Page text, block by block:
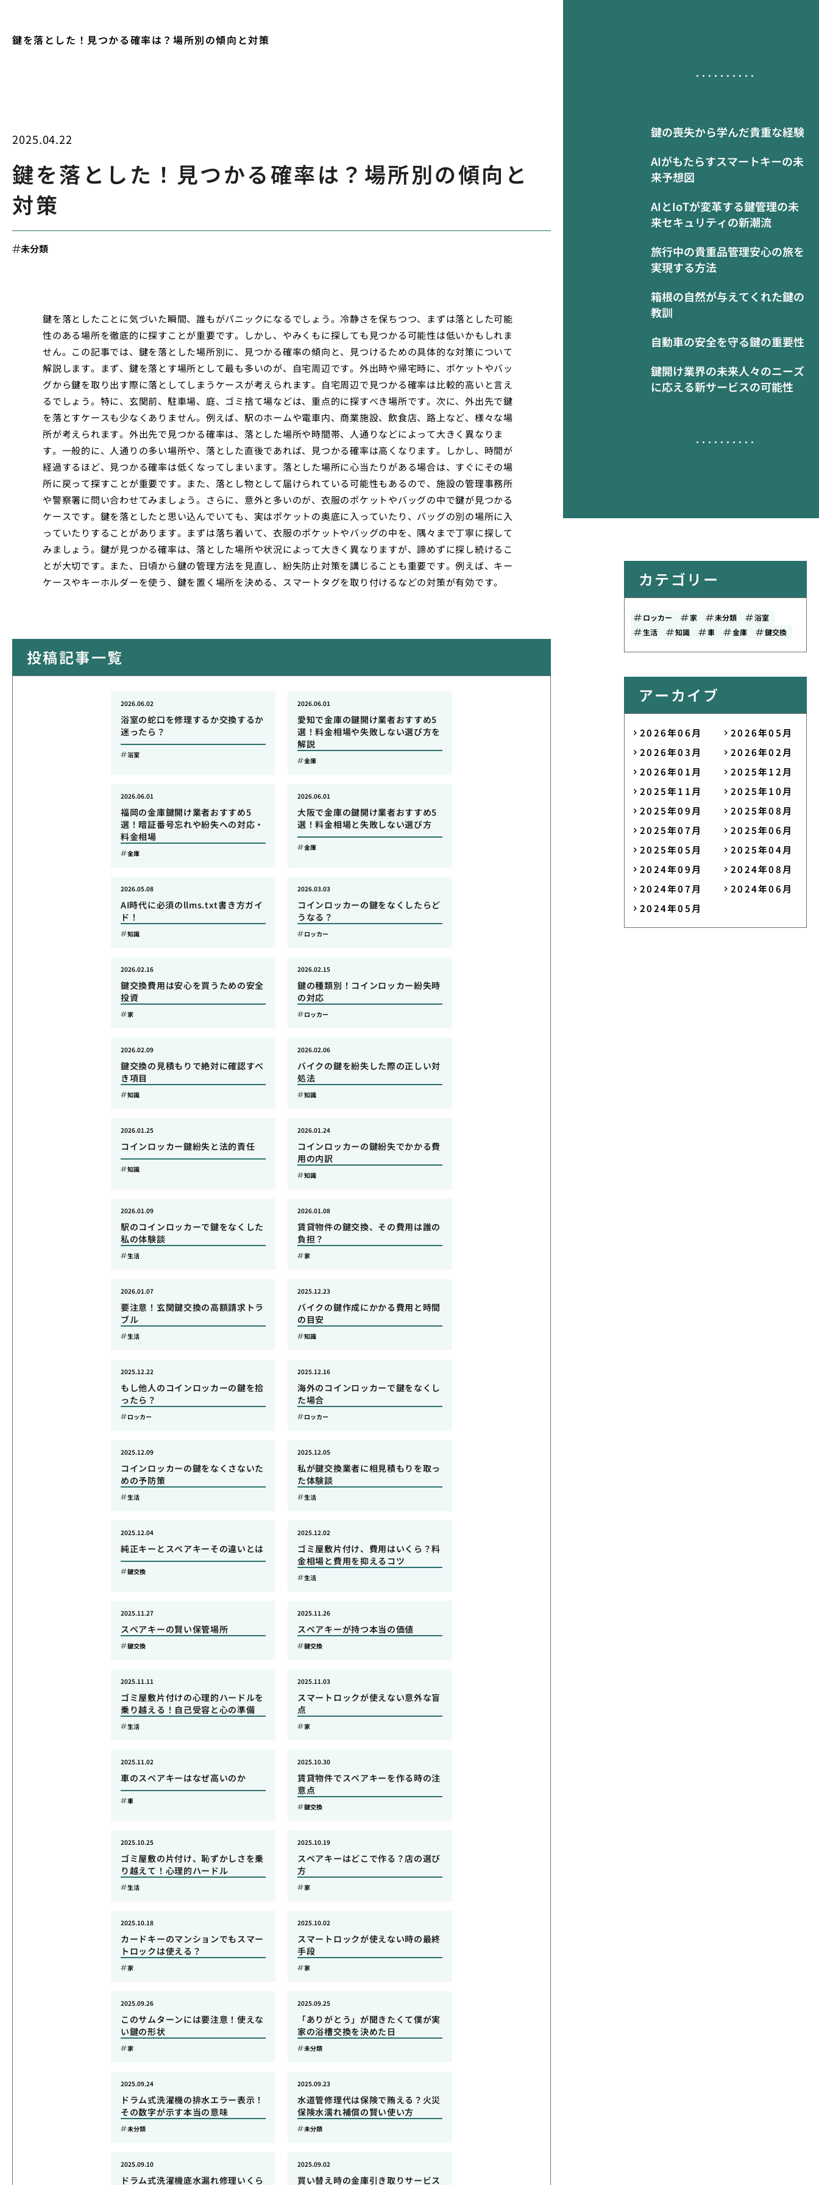
鍵を落とした！見つかる確率は？場所別の傾向と対策
鍵の喪失から学んだ貴重な経験
AIがもたらすスマートキーの未
来予想図
AIとIoTが変革する鍵管理の未
来セキュリティの新潮流
旅行中の貴重品管理安心の旅を
実現する方法
箱根の自然が与えてくれた鍵の
教訓
自動車の安全を守る鍵の重要性
鍵開け業界の未来人々のニーズ
に応える新サービスの可能性
2025.04.22
鍵を落とした！見つかる確率は？場所別の傾向と
対策
未分類
鍵を落としたことに気づいた瞬間、誰もがパニックになるでしょう。冷静さを保ちつつ、まずは落とした可能
性のある場所を徹底的に探すことが重要です。しかし、やみくもに探しても見つかる可能性は低いかもしれま
せん。この記事では、鍵を落とした場所別に、見つかる確率の傾向と、見つけるための具体的な対策について
解説します。まず、鍵を落とす場所として最も多いのが、自宅周辺です。外出時や帰宅時に、ポケットやバッ
グから鍵を取り出す際に落としてしまうケースが考えられます。自宅周辺で見つかる確率は比較的高いと言え
るでしょう。特に、玄関前、駐車場、庭、ゴミ捨て場などは、重点的に探すべき場所です。次に、外出先で鍵
を落とすケースも少なくありません。例えば、駅のホームや電車内、商業施設、飲食店、路上など、様々な場
所が考えられます。外出先で見つかる確率は、落とした場所や時間帯、人通りなどによって大きく異なりま
す。一般的に、人通りの多い場所や、落とした直後であれば、見つかる確率は高くなります。しかし、時間が
経過するほど、見つかる確率は低くなってしまいます。落とした場所に心当たりがある場合は、すぐにその場
所に戻って探すことが重要です。また、落とし物として届けられている可能性もあるので、施設の管理事務所
や警察署に問い合わせてみましょう。さらに、意外と多いのが、衣服のポケットやバッグの中で鍵が見つかる
ケースです。鍵を落としたと思い込んでいても、実はポケットの奥底に入っていたり、バッグの別の場所に入
っていたりすることがあります。まずは落ち着いて、衣服のポケットやバッグの中を、隅々まで丁寧に探して
みましょう。鍵が見つかる確率は、落とした場所や状況によって大きく異なりますが、諦めずに探し続けるこ
とが大切です。また、日頃から鍵の管理方法を見直し、紛失防止対策を講じることも重要です。例えば、キー
ケースやキーホルダーを使う、鍵を置く場所を決める、スマートタグを取り付けるなどの対策が有効です。
投稿記事一覧
浴室の蛇口を修理するか交換するか
迷ったら？
2026.06.02
浴室
愛知で金庫の鍵開け業者おすすめ5
選！料金相場や失敗しない選び方を
解説
2026.06.01
金庫
福岡の金庫鍵開け業者おすすめ5
選！暗証番号忘れや紛失への対応・
料金相場
2026.06.01
金庫
大阪で金庫の鍵開け業者おすすめ5
選！料金相場と失敗しない選び方
2026.06.01
金庫
AI時代に必須のllms.txt書き方ガイ
ド！
2026.05.08
知識
コインロッカーの鍵をなくしたらど
うなる？
2026.03.03
ロッカー
鍵交換費用は安心を買うための安全
投資
2026.02.16
家
鍵の種類別！コインロッカー紛失時
の対応
2026.02.15
ロッカー
鍵交換の見積もりで絶対に確認すべ
き項目
2026.02.09
知識
バイクの鍵を紛失した際の正しい対
処法
2026.02.06
知識
コインロッカー鍵紛失と法的責任
2026.01.25
知識
コインロッカーの鍵紛失でかかる費
用の内訳
2026.01.24
知識
駅のコインロッカーで鍵をなくした
私の体験談
2026.01.09
生活
賃貸物件の鍵交換、その費用は誰の
負担？
2026.01.08
家
要注意！玄関鍵交換の高額請求トラ
ブル
2026.01.07
生活
バイクの鍵作成にかかる費用と時間
の目安
2025.12.23
知識
もし他人のコインロッカーの鍵を拾
ったら？
2025.12.22
ロッカー
海外のコインロッカーで鍵をなくし
た場合
2025.12.16
ロッカー
コインロッカーの鍵をなくさないた
めの予防策
2025.12.09
生活
私が鍵交換業者に相見積もりを取っ
た体験談
2025.12.05
生活
純正キーとスペアキーその違いとは
2025.12.04
鍵交換
ゴミ屋敷片付け、費用はいくら？料
金相場と費用を抑えるコツ
2025.12.02
生活
スペアキーの賢い保管場所
2025.11.27
鍵交換
スペアキーが持つ本当の価値
2025.11.26
鍵交換
ゴミ屋敷片付けの心理的ハードルを
乗り越える！自己受容と心の準備
2025.11.11
生活
スマートロックが使えない意外な盲
点
2025.11.03
家
車のスペアキーはなぜ高いのか
2025.11.02
車
賃貸物件でスペアキーを作る時の注
意点
2025.10.30
鍵交換
ゴミ屋敷の片付け、恥ずかしさを乗
り越えて！心理的ハードル
2025.10.25
生活
スペアキーはどこで作る？店の選び
方
2025.10.19
家
カードキーのマンションでもスマー
トロックは使える？
2025.10.18
家
スマートロックが使えない時の最終
手段
2025.10.02
家
このサムターンには要注意！使えな
い鍵の形状
2025.09.26
家
「ありがとう」が聞きたくて僕が実
家の浴槽交換を決めた日
2025.09.25
未分類
ドラム式洗濯機の排水エラー表示！
その数字が示す本当の意味
2025.09.24
未分類
水道管修理代は保険で賄える？火災
保険水濡れ補償の賢い使い方
2025.09.23
未分類
ドラム式洗濯機底水漏れ修理いくら
2025.09.10
買い替え時の金庫引き取りサービス
2025.09.02
カテゴリー
ロッカー 家 未分類
浴室
生活
知識 車 金庫 鍵交換
アーカイブ
2026年06月
2026年05月
2026年03月
2026年02月
2026年01月
2025年12月
2025年11月
2025年10月
2025年09月
2025年08月
2025年07月
2025年06月
2025年05月
2025年04月
2024年09月
2024年08月
2024年07月
2024年06月
2024年05月